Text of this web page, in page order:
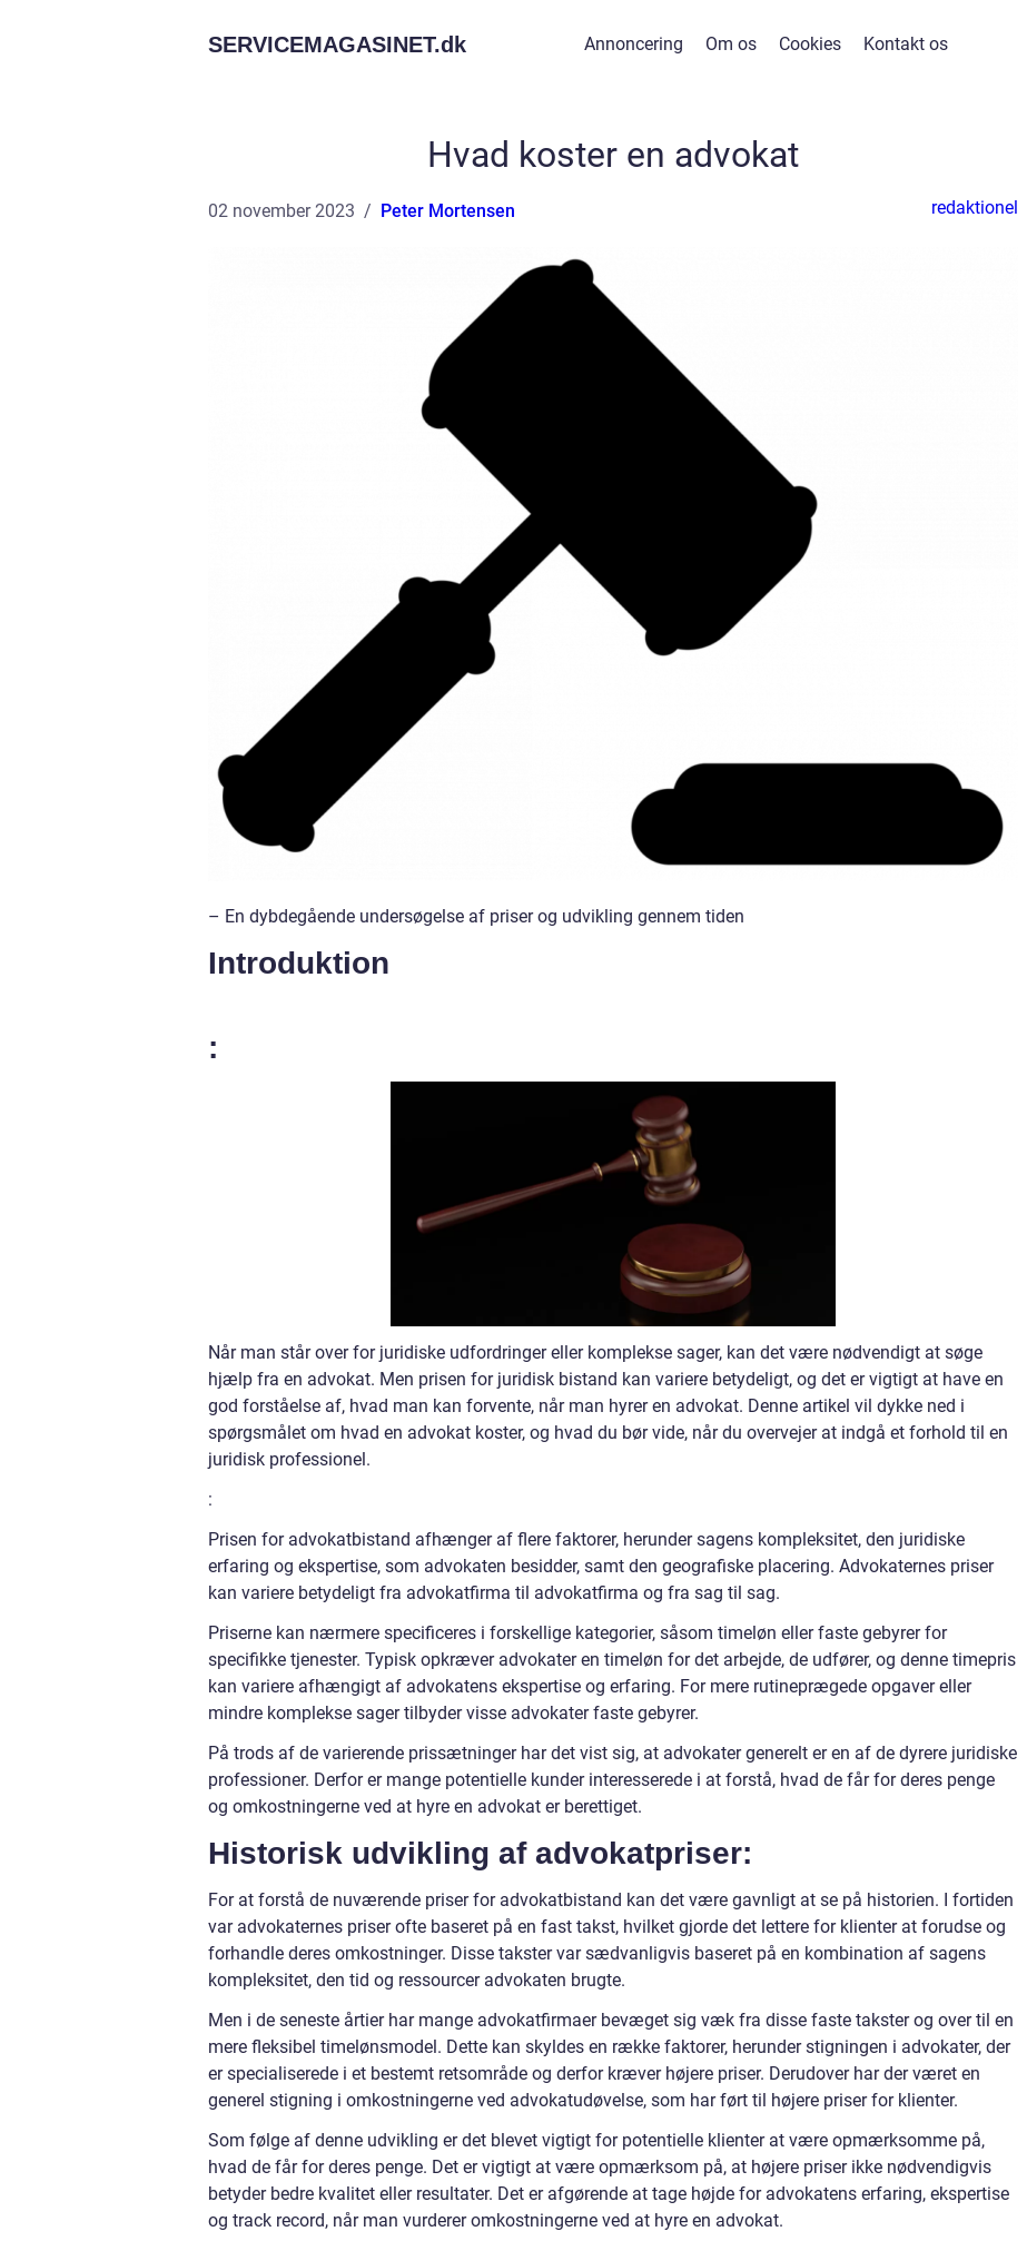
SERVICEMAGASINET.dk Annoncering Om os Cookies Kontakt os
Hvad koster en advokat
02 november 2023 Peter Mortensen redaktionel
– En dybdegående undersøgelse af priser og udvikling gennem tiden
Introduktion
:
Når man står over for juridiske udfordringer eller komplekse sager, kan det være nødvendigt at søge
hjælp fra en advokat. Men prisen for juridisk bistand kan variere betydeligt, og det er vigtigt at have en
god forståelse af, hvad man kan forvente, når man hyrer en advokat. Denne artikel vil dykke ned i
spørgsmålet om hvad en advokat koster, og hvad du bør vide, når du overvejer at indgå et forhold til en
juridisk professionel.
:
Prisen for advokatbistand afhænger af flere faktorer, herunder sagens kompleksitet, den juridiske
erfaring og ekspertise, som advokaten besidder, samt den geografiske placering. Advokaternes priser
kan variere betydeligt fra advokatfirma til advokatfirma og fra sag til sag.
Priserne kan nærmere specificeres i forskellige kategorier, såsom timeløn eller faste gebyrer for
specifikke tjenester. Typisk opkræver advokater en timeløn for det arbejde, de udfører, og denne timepris
kan variere afhængigt af advokatens ekspertise og erfaring. For mere rutineprægede opgaver eller
mindre komplekse sager tilbyder visse advokater faste gebyrer.
På trods af de varierende prissætninger har det vist sig, at advokater generelt er en af de dyrere juridiske
professioner. Derfor er mange potentielle kunder interesserede i at forstå, hvad de får for deres penge
og omkostningerne ved at hyre en advokat er berettiget.
Historisk udvikling af advokatpriser:
For at forstå de nuværende priser for advokatbistand kan det være gavnligt at se på historien. I fortiden
var advokaternes priser ofte baseret på en fast takst, hvilket gjorde det lettere for klienter at forudse og
forhandle deres omkostninger. Disse takster var sædvanligvis baseret på en kombination af sagens
kompleksitet, den tid og ressourcer advokaten brugte.
Men i de seneste årtier har mange advokatfirmaer bevæget sig væk fra disse faste takster og over til en
mere fleksibel timelønsmodel. Dette kan skyldes en række faktorer, herunder stigningen i advokater, der
er specialiserede i et bestemt retsområde og derfor kræver højere priser. Derudover har der været en
generel stigning i omkostningerne ved advokatudøvelse, som har ført til højere priser for klienter.
Som følge af denne udvikling er det blevet vigtigt for potentielle klienter at være opmærksomme på,
hvad de får for deres penge. Det er vigtigt at være opmærksom på, at højere priser ikke nødvendigvis
betyder bedre kvalitet eller resultater. Det er afgørende at tage højde for advokatens erfaring, ekspertise
og track record, når man vurderer omkostningerne ved at hyre en advokat.